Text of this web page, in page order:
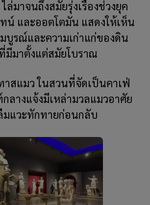
ล่มาจนถึงสมัยรุ่งเรืองช่วงยุค
ทน์ และออตโตมัน แสดงให้เห็น
บูรณ์และความเก่าแก่ของดิน
มีมาตั้งแต่สมัยโบราณ
าสแมว ในสวนที่จัดเป็นคาเฟ่
างแจ้งมีเหล่ามวลแมวอาศัย
มแวะทักทายก่อนกลับ